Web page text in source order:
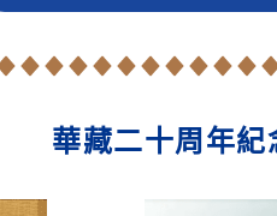
華藏二十周年紀